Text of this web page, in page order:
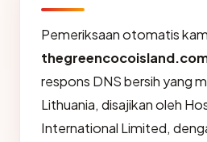
Pemeriksaan otomatis
respons DNS bersih yang
Lithuania, disajikan oleh
International Limited,